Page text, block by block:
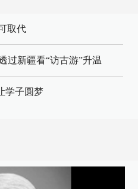
取代
过新疆看“访古游”升温
学子圆梦